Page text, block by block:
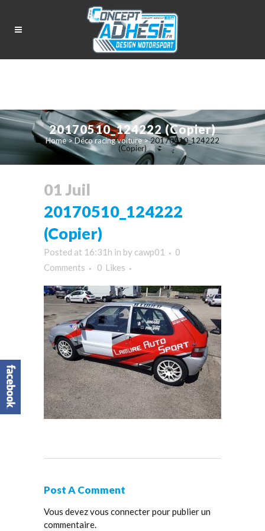
20170510_124222 (Copier)
Home>Déco racing voiture>20170510_124222
(Copier)
01 Juil
20170510_124222
(Copier)
Posted at 16:31h in by cawp01
0
Comments
0 Likes
Post A Comment
Vous devezvous connecterpour publier un
commentaire.